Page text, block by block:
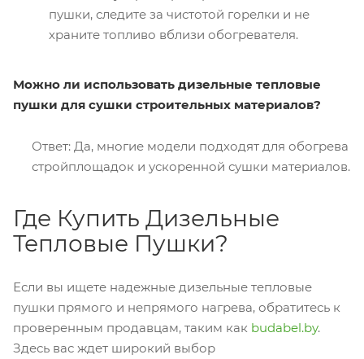
пушки, следите за чистотой горелки и не
храните топливо вблизи обогревателя.
Можно ли использовать дизельные тепловые
пушки для сушки строительных материалов?
Ответ: Да, многие модели подходят для обогрева
стройплощадок и ускоренной сушки материалов.
Где Купить Дизельные
Тепловые Пушки?
Если вы ищете надежные дизельные тепловые
пушки прямого и непрямого нагрева, обратитесь к
проверенным продавцам, таким как budabel.by.
Здесь вас ждет широкий выбор